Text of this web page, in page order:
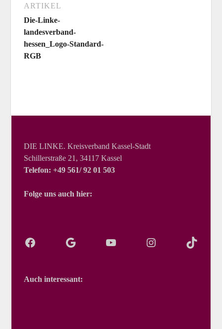
ARTIKEL
Die-Linke-
landesverband-
hessen_Logo-Standard-
RGB
DIE LINKE. Kreisverband Kassel-Stadt
Schillerstraße 21, 34117 Kassel
Telefon: +49 561/ 92 01 503
Folge uns auch hier:
Auch interessant: